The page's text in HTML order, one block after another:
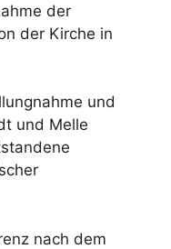
der
der Kirche in
und
und Melle
nach dem